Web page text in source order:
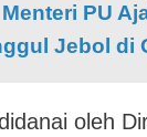
Menteri PU
Jebol di
oleh